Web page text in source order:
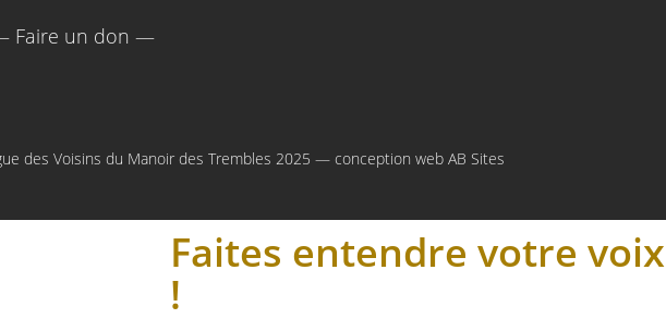
Faire un don —
des Voisins du Manoir des Trembles 2025 — conception web AB Sites
Faites entendre votre voix
!